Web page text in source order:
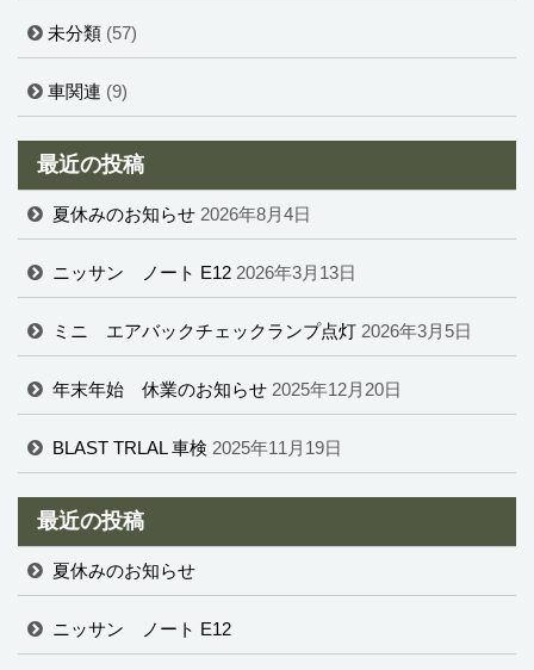
未分類 (57)
車関連 (9)
最近の投稿
夏休みのお知らせ 2026年8月4日
ニッサン ノート E12 2026年3月13日
ミニ エアバックチェックランプ点灯 2026年3月5日
年末年始 休業のお知らせ 2025年12月20日
BLAST TRLAL 車検 2025年11月19日
最近の投稿
夏休みのお知らせ
ニッサン ノート E12